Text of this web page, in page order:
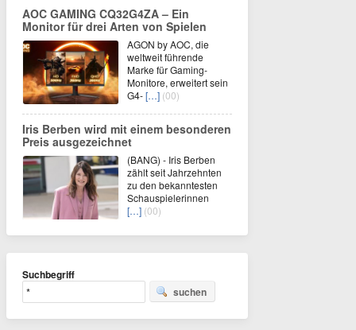
AOC GAMING CQ32G4ZA – Ein
Monitor für drei Arten von Spielen
AGON by AOC, die
weltweit führende
Marke für Gaming-
Monitore, erweitert sein
G4-[…] (00)
Iris Berben wird mit einem besonderen
Preis ausgezeichnet
(BANG) - Iris Berben
zählt seit Jahrzehnten
zu den bekanntesten
Schauspielerinnen
[…] (00)
Suchbegriff
suchen